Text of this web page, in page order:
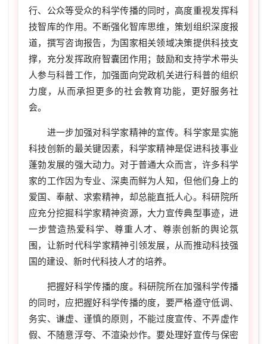
行、公众等受众的科学传播的同时，高度重视发挥科
技智库的作用。不断强化智库思维，策划组织深度报
道，撰写咨询报告，为国家相关领域决策提供科技支
撑，充分发挥政府智囊团作用；鼓励和支持学术带头
人参与科普工作，加强面向党政机关进行科普的组织
力度，从而承担更多的社会教育功能，更好服务社
会。
进一步加强对科学家精神的宣传。科学家是实施
科技创新的最关键因素，科学家精神是促进科技事业
蓬勃发展的强大动力。对于普通大众而言，许多科学
家的工作因为专业、深奥而鲜为人知，但他们身上的
爱国、奉献、求索精神，却总能直抵人心。科研院所
应充分挖掘科学家精神资源，大力宣传典型事迹，进
一步营造热爱科学、尊重人才、尊崇创新的舆论氛
围，让新时代科学家精神引领发展，从而推动科技强
国的建设、新时代科技人才的培养。
把握好科学传播的度。科研院所在加强科学传播
的同时，应把握好科学传播的度，要严格遵守低调、
务实、谦虚、谨慎的原则，不能过度宣传、不弄虚作
假、不随意浮夸、不渲染炒作。要处理好宣传与保密